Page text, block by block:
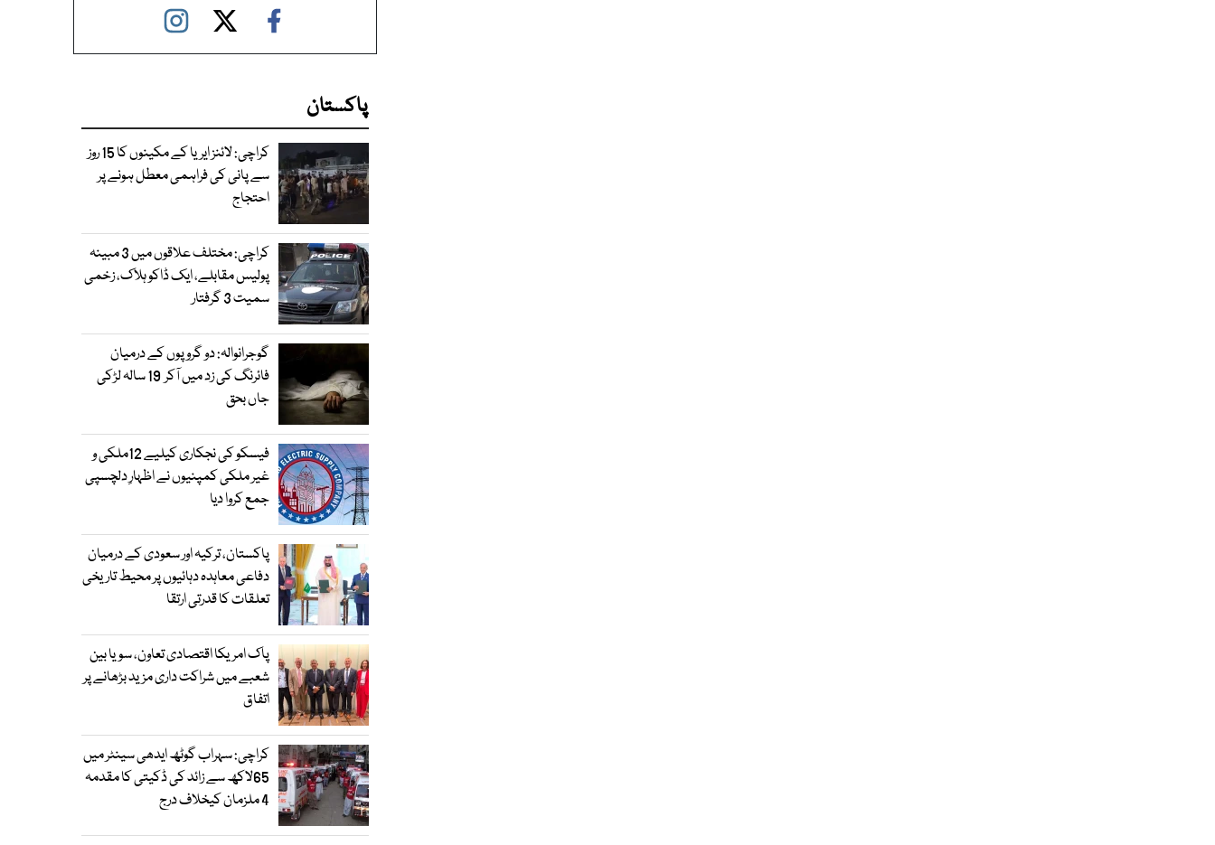
پاکستان
کراچی: لائنز ایریا کے مکینوں کا 15 روز
سے پانی کی فراہمی معطل ہونے پر
احتجاج
کراچی: مختلف علاقوں میں 3 مبینہ
پولیس مقابلے، ایک ڈاکو ہلاک، زخمی
سمیت 3 گرفتار
گوجرانوالہ: دو گروپوں کے درمیان
فائرنگ کی زد میں آکر 19 سالہ لڑکی
جاں بحق
فیسکو کی نجکاری کیلیے 12ملکی و
غیر ملکی کمپنیوں نے اظہارِ دلچسپی
جمع کروا دیا
پاکستان، ترکیہ اور سعودی کے درمیان
دفاعی معاہدہ دہائیوں پر محیط تاریخی
تعلقات کا قدرتی ارتقا
پاک امریکا اقتصادی تعاون، سویا بین
شعبے میں شراکت داری مزید بڑھانے پر
اتفاق
کراچی: سہراب گوٹھ ایدھی سینٹر میں
65لاکھ سے زائد کی ڈکیتی کا مقدمہ
4 ملزمان کیخلاف درج